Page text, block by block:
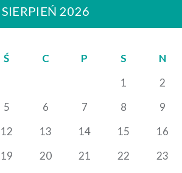
SIERPIEŃ 2026
Ś C P S
N
1
2
5 6 7 8
9
12 13 14 15
16
19 20 21 22
23